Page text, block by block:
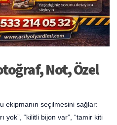
Not, Özel
ekipmanın seçilmesini sağlar:
yok”, “kilitli bijon var”, “tamir kiti